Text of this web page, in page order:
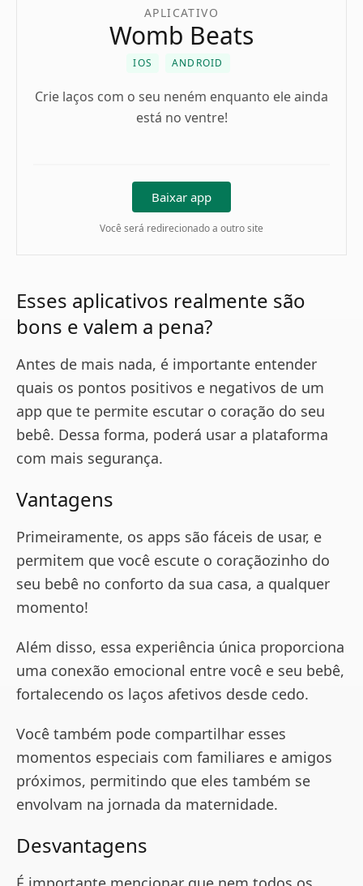
APLICATIVO
Womb Beats
IOS ANDROID
Crie laços com o seu neném enquanto ele ainda
está no ventre!
Baixar app
Você será redirecionado a outro site
Esses aplicativos realmente são
bons e valem a pena?
Antes de mais nada, é importante entender
quais os pontos positivos e negativos de um
app que te permite escutar o coração do seu
bebê. Dessa forma, poderá usar a plataforma
com mais segurança.
Vantagens
Primeiramente, os apps são fáceis de usar, e
permitem que você escute o coraçãozinho do
seu bebê no conforto da sua casa, a qualquer
momento!
Além disso, essa experiência única proporciona
uma conexão emocional entre você e seu bebê,
fortalecendo os laços afetivos desde cedo.
Você também pode compartilhar esses
momentos especiais com familiares e amigos
próximos, permitindo que eles também se
envolvam na jornada da maternidade.
Desvantagens